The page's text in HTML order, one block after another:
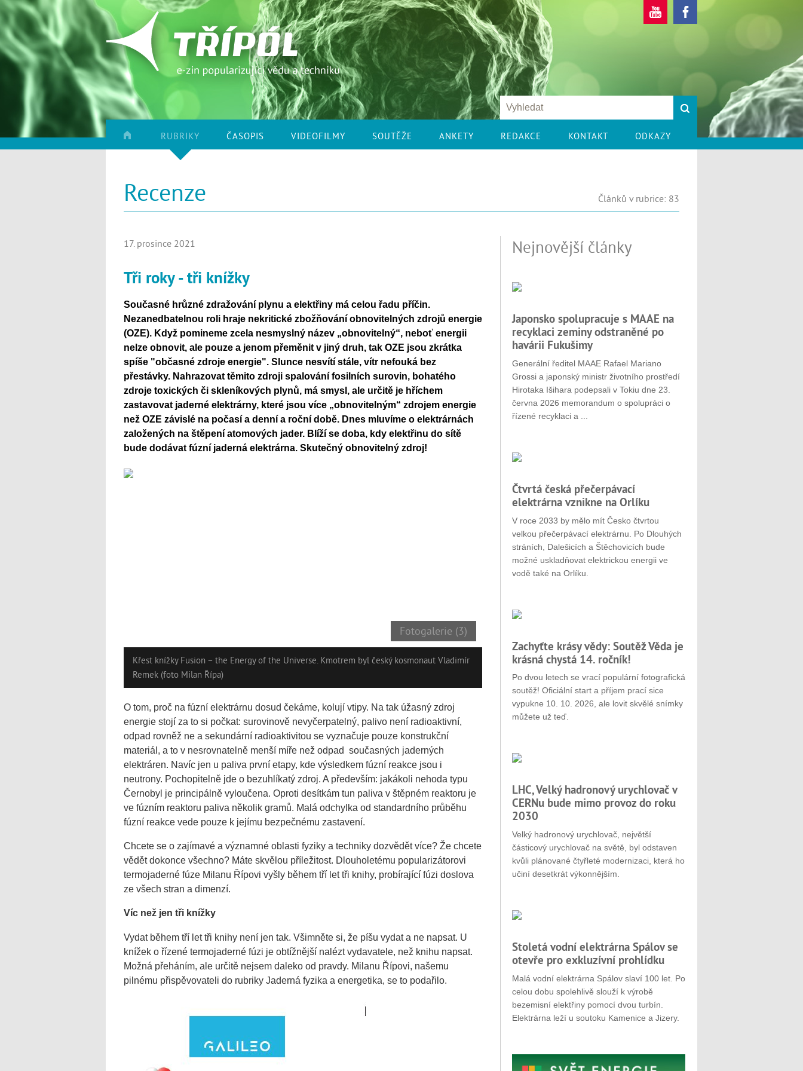
RUBRIKY ČASOPIS VIDEOFILMY SOUTĚŽE ANKETY REDAKCE KONTAKT ODKAZY
Recenze Článků v rubrice: 83
17. prosince 2021
Tři roky - tři knížky
Současné hrůzné zdražování plynu a elektřiny má celou řadu příčin.
Nezanedbatelnou roli hraje nekritické zbožňování obnovitelných zdrojů energie
(OZE). Když pomineme zcela nesmyslný název „obnovitelný“, neboť energii
nelze obnovit, ale pouze a jenom přeměnit v jiný druh, tak OZE jsou zkrátka
spíše "občasné zdroje energie". Slunce nesvítí stále, vítr nefouká bez
přestávky. Nahrazovat těmito zdroji spalování fosilních surovin, bohatého
zdroje toxických či skleníkových plynů, má smysl, ale určitě je hříchem
zastavovat jaderné elektrárny, které jsou více „obnovitelným“ zdrojem energie
než OZE závislé na počasí a denní a roční době. Dnes mluvíme o elektrárnách
založených na štěpení atomových jader. Blíží se doba, kdy elektřinu do sítě
bude dodávat fúzní jaderná elektrárna. Skutečný obnovitelný zdroj!
Fotogalerie (3)
Křest knížky Fusion – the Energy of the Universe. Kmotrem byl český kosmonaut Vladimír
Remek (foto Milan Řípa)
O tom, proč na fúzní elektrárnu dosud čekáme, kolují vtipy. Na tak úžasný zdroj
energie stojí za to si počkat: surovinově nevyčerpatelný, palivo není radioaktivní,
odpad rovněž ne a sekundární radioaktivitou se vyznačuje pouze konstrukční
materiál, a to v nesrovnatelně menší míře než odpad současných jaderných
elektráren. Navíc jen u paliva první etapy, kde výsledkem fúzní reakce jsou i
neutrony. Pochopitelně jde o bezuhlíkatý zdroj. A především: jakákoli nehoda typu
Černobyl je principálně vyloučena. Oproti desítkám tun paliva v štěpném reaktoru je
ve fúzním reaktoru paliva několik gramů. Malá odchylka od standardního průběhu
fúzní reakce vede pouze k jejímu bezpečnému zastavení.
Chcete se o zajímavé a významné oblasti fyziky a techniky dozvědět více? Že chcete
vědět dokonce všechno? Máte skvělou příležitost. Dlouholetému popularizátorovi
termojaderné fúze Milanu Řípovi vyšly během tří let tři knihy, probírající fúzi doslova
ze všech stran a dimenzí.
Víc než jen tři knížky
Vydat během tří let tři knihy není jen tak. Všimněte si, že píšu vydat a ne napsat. U
knížek o řízené termojaderné fúzi je obtížnější nalézt vydavatele, než knihu napsat.
Možná přeháním, ale určitě nejsem daleko od pravdy. Milanu Řípovi, našemu
pilnému přispěvovateli do rubriky Jaderná fyzika a energetika, se to podařilo.
Nejnovější články
Japonsko spolupracuje s MAAE na
recyklaci zeminy odstraněné po
havárii Fukušimy
Generální ředitel MAAE Rafael Mariano
Grossi a japonský ministr životního prostředí
Hirotaka Išihara podepsali v Tokiu dne 23.
června 2026 memorandum o spolupráci o
řízené recyklaci a ...
Čtvrtá česká přečerpávací
elektrárna vznikne na Orlíku
V roce 2033 by mělo mít Česko čtvrtou
velkou přečerpávací elektrárnu. Po Dlouhých
stráních, Dalešicích a Štěchovicích bude
možné uskladňovat elektrickou energii ve
vodě také na Orlíku.
Zachyťte krásy vědy: Soutěž Věda je
krásná chystá 14. ročník!
Po dvou letech se vrací populární fotografická
soutěž! Oficiální start a příjem prací sice
vypukne 10. 10. 2026, ale lovit skvělé snímky
můžete už teď.
LHC, Velký hadronový urychlovač v
CERNu bude mimo provoz do roku
2030
Velký hadronový urychlovač, největší
částicový urychlovač na světě, byl odstaven
kvůli plánované čtyřleté modernizaci, která ho
učiní desetkrát výkonnějším.
Stoletá vodní elektrárna Spálov se
otevře pro exkluzívní prohlídku
Malá vodní elektrárna Spálov slaví 100 let. Po
celou dobu spolehlivě slouží k výrobě
bezemisní elektřiny pomocí dvou turbín.
Elektrárna leží u soutoku Kamenice a Jizery.